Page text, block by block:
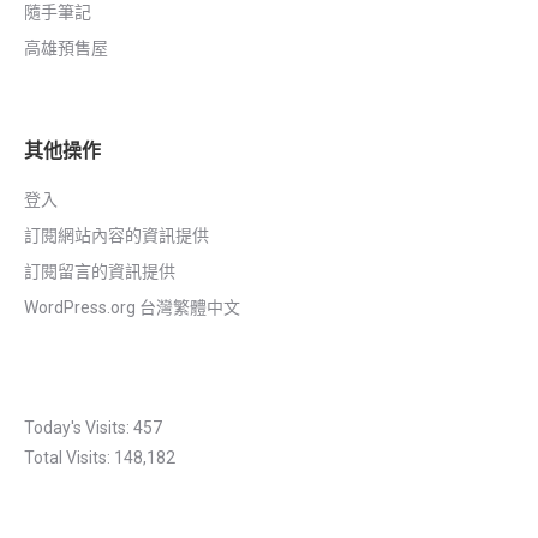
隨手筆記
高雄預售屋
其他操作
登入
訂閱網站內容的資訊提供
訂閱留言的資訊提供
WordPress.org 台灣繁體中文
Today's Visits: 457
Total Visits: 148,182